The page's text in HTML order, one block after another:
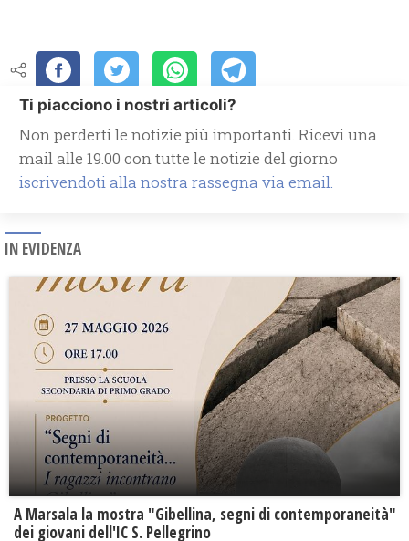
Ti piacciono i nostri articoli?
Non perderti le notizie più importanti. Ricevi una
mail alle 19.00 con tutte le notizie del giorno
iscrivendoti alla nostra rassegna via email.
IN EVIDENZA
A Marsala la mostra "Gibellina, segni di contemporaneità"
dei giovani dell'IC S. Pellegrino